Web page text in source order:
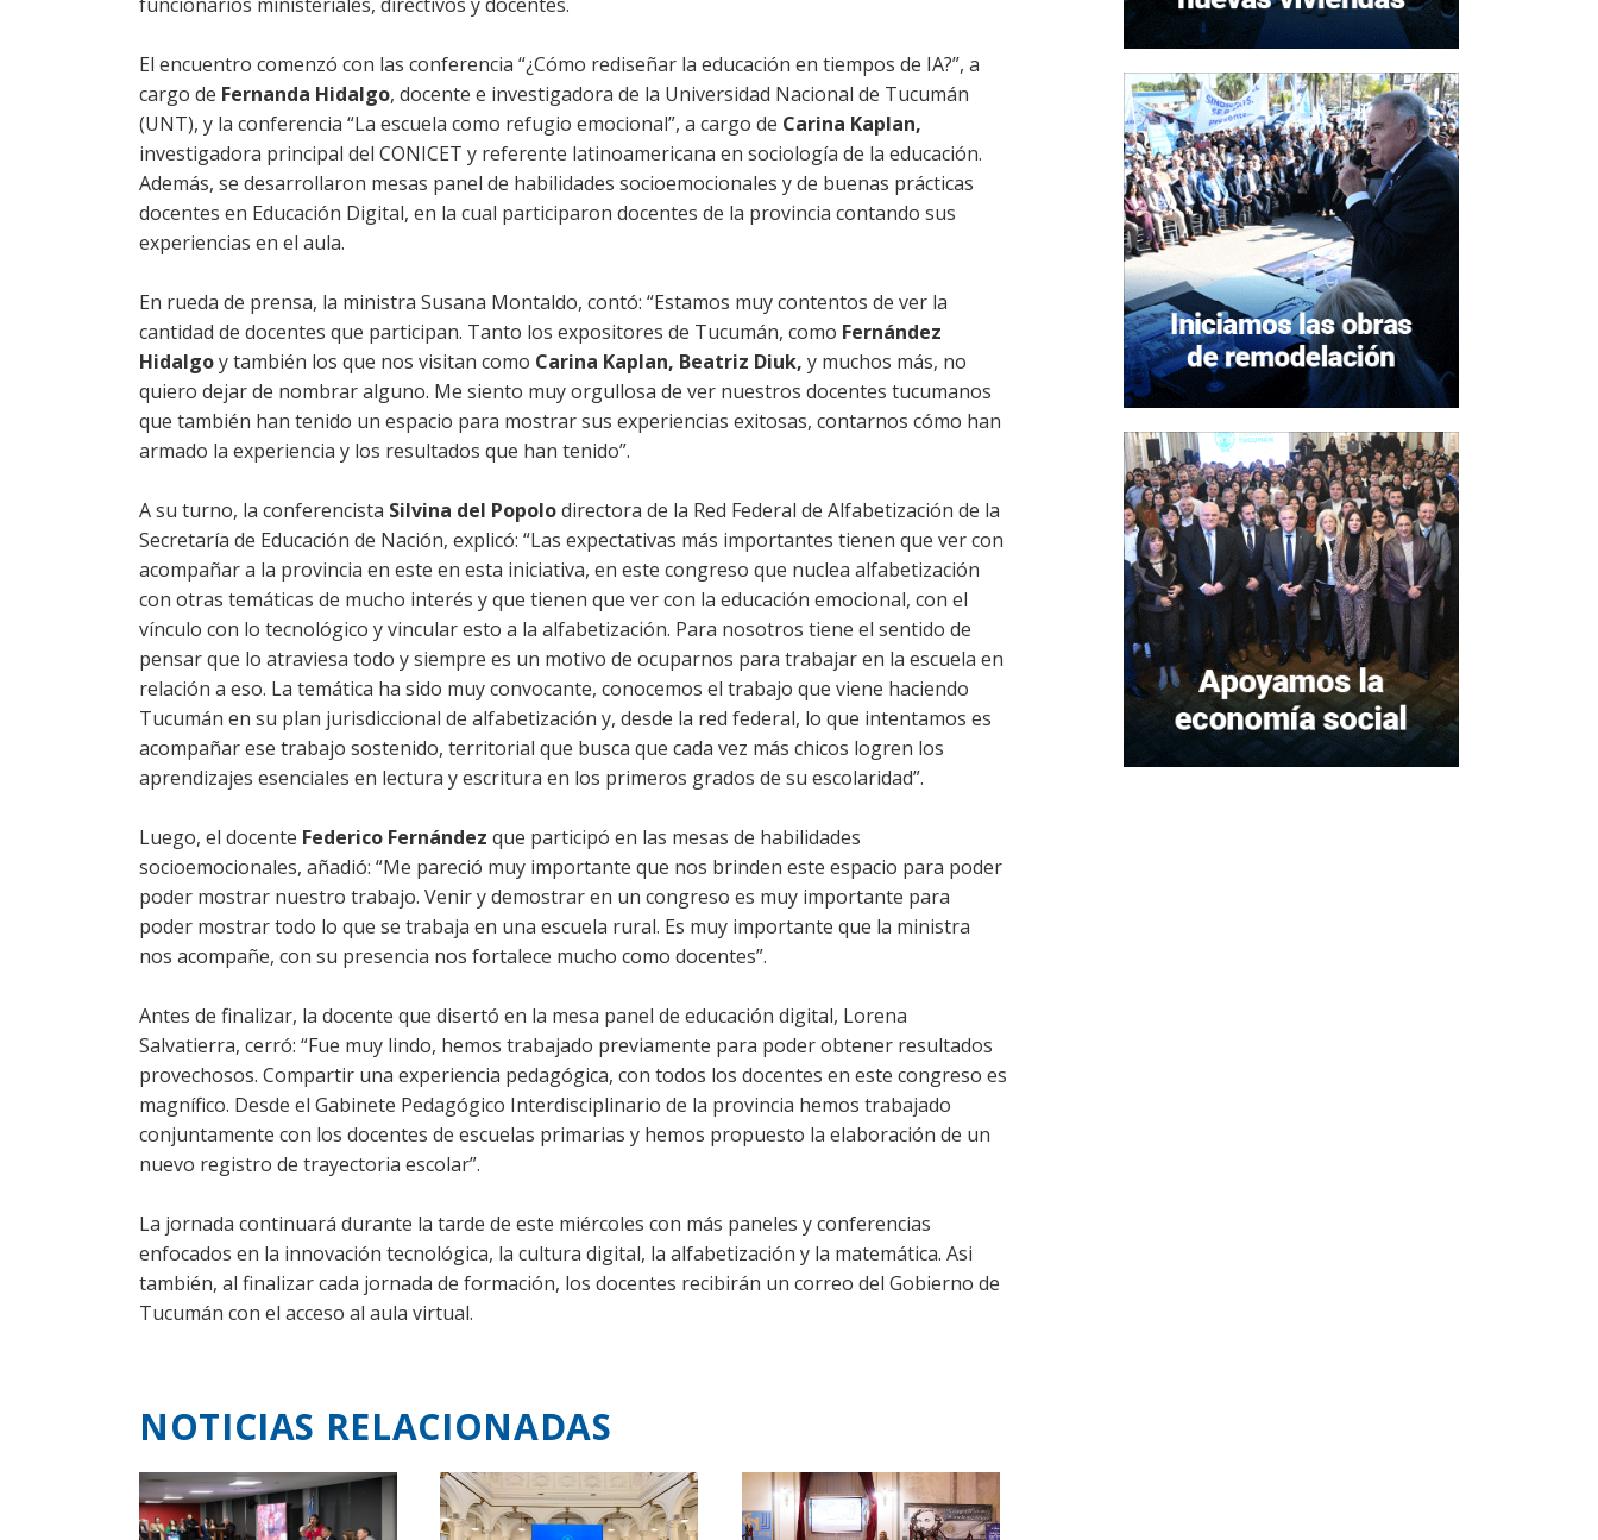
El encuentro comenzó con las conferencia “¿Cómo rediseñar la educación en tiempos de IA?”, a
cargo de Fernanda Hidalgo, docente e investigadora de la Universidad Nacional de Tucumán
(UNT), y la conferencia “La escuela como refugio emocional”, a cargo de Carina Kaplan,
investigadora principal del CONICET y referente latinoamericana en sociología de la educación.
Además, se desarrollaron mesas panel de habilidades socioemocionales y de buenas prácticas
docentes en Educación Digital, en la cual participaron docentes de la provincia contando sus
experiencias en el aula.
En rueda de prensa, la ministra Susana Montaldo, contó: “Estamos muy contentos de ver la
cantidad de docentes que participan. Tanto los expositores de Tucumán, como Fernández
Hidalgoy también los que nos visitan como Carina Kaplan, Beatriz Diuk, y muchos más, no
quiero dejar de nombrar alguno. Me siento muy orgullosa de ver nuestros docentes tucumanos
que también han tenido un espacio para mostrar sus experiencias exitosas, contarnos cómo han
armado la experiencia y los resultados que han tenido”.
A su turno, la conferencista Silvina del Popolodirectora de la Red Federal de Alfabetización de la
Secretaría de Educación de Nación, explicó: “Las expectativas más importantes tienen que ver con
acompañar a la provincia en este en esta iniciativa, en este congreso que nuclea alfabetización
con otras temáticas de mucho interés y que tienen que ver con la educación emocional, con el
vínculo con lo tecnológico y vincular esto a la alfabetización. Para nosotros tiene el sentido de
pensar que lo atraviesa todo y siempre es un motivo de ocuparnos para trabajar en la escuela en
relación a eso. La temática ha sido muy convocante, conocemos el trabajo que viene haciendo
Tucumán en su plan jurisdiccional de alfabetización y, desde la red federal, lo que intentamos es
acompañar ese trabajo sostenido, territorial que busca que cada vez más chicos logren los
aprendizajes esenciales en lectura y escritura en los primeros grados de su escolaridad”.
Luego, el docente Federico Fernández que participó en las mesas de habilidades
socioemocionales, añadió: “Me pareció muy importante que nos brinden este espacio para poder
poder mostrar nuestro trabajo. Venir y demostrar en un congreso es muy importante para
poder mostrar todo lo que se trabaja en una escuela rural. Es muy importante que la ministra
nos acompañe, con su presencia nos fortalece mucho como docentes”.
Antes de finalizar, la docente que disertó en la mesa panel de educación digital, Lorena
Salvatierra, cerró: “Fue muy lindo, hemos trabajado previamente para poder obtener resultados
provechosos. Compartir una experiencia pedagógica, con todos los docentes en este congreso es
magnífico. Desde el Gabinete Pedagógico Interdisciplinario de la provincia hemos trabajado
conjuntamente con los docentes de escuelas primarias y hemos propuesto la elaboración de un
nuevo registro de trayectoria escolar”.
La jornada continuará durante la tarde de este miércoles con más paneles y conferencias
enfocados en la innovación tecnológica, la cultura digital, la alfabetización y la matemática. Asi
también, al finalizar cada jornada de formación, los docentes recibirán un correo del Gobierno de
Tucumán con el acceso al aula virtual.
NOTICIAS RELACIONADAS